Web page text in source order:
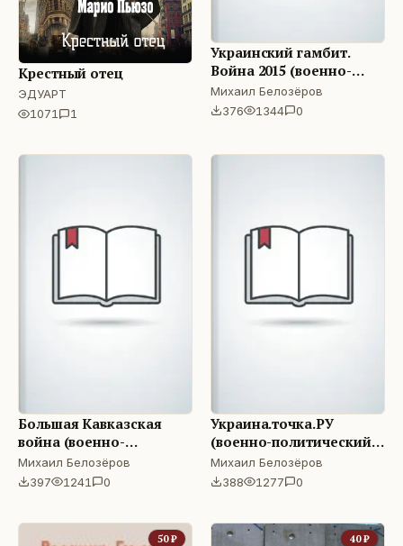
Крестный отец
ЭДУАРТ
1071
1
Украинский гамбит.
Война 2015 (военно-
политический роман)
Михаил Белозёров
376
1344 0
Большая Кавказская
война (военно-
политический роман)
Михаил Белозёров
397
1241 0
Украина.точка.РУ
(военно-политический
роман)
Михаил Белозёров
388
1277 0
50₽ 40₽